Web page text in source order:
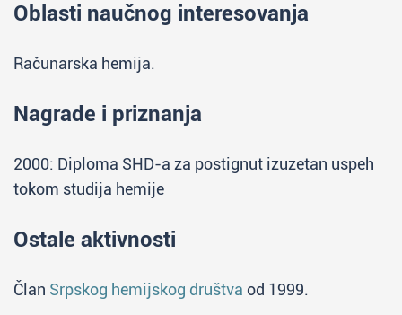
Oblasti naučnog interesovanja
Računarska hemija.
Nagrade i priznanja
2000: Diploma SHD-a za postignut izuzetan uspeh
tokom studija hemije
Ostale aktivnosti
Član Srpskog hemijskog društva od 1999.